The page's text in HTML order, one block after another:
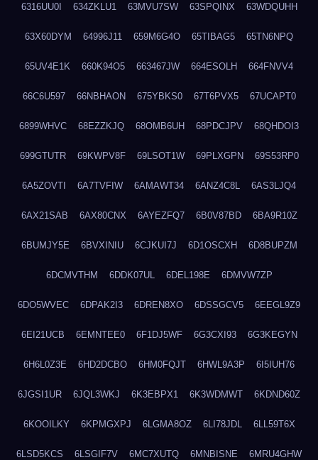
6316UU0I 634ZKLU1 63MVU7SW 63SPQINX 63WDQUHH
63X60DYM 64996J11 659M6G4O 65TIBAG5 65TN6NPQ
65UV4E1K 660K94O5 663467JW 664ESOLH 664FNVV4
66C6U597 66NBHAON 675YBKS0 67T6PVX5 67UCAPT0
6899WHVC 68EZZKJQ 68OMB6UH 68PDCJPV 68QHDOI3
699GTUTR 69KWPV8F 69LSOT1W 69PLXGPN 69S53RP0
6A5ZOVTI 6A7TVFIW 6AMAWT34 6ANZ4C8L 6AS3LJQ4
6AX21SAB 6AX80CNX 6AYEZFQ7 6B0V87BD 6BA9R10Z
6BUMJY5E 6BVXINIU 6CJKUI7J 6D1OSCXH 6D8BUPZM
6DCMVTHM 6DDK07UL 6DEL198E 6DMVW7ZP
6DO5WVEC 6DPAK2I3 6DREN8XO 6DSSGCV5 6EEGL9Z9
6EI21UCB 6EMNTEE0 6F1DJ5WF 6G3CXI93 6G3KEGYN
6H6L0Z3E 6HD2DCBO 6HM0FQJT 6HWL9A3P 6I5IUH76
6JGSI1UR 6JQL3WKJ 6K3EBPX1 6K3WDMWT 6KDND60Z
6KOOILKY 6KPMGXPJ 6LGMA8OZ 6LI78JDL 6LL59T6X
6LSD5KCS 6LSGIF7V 6MC7XUTQ 6MNBISNE 6MRU4GHW